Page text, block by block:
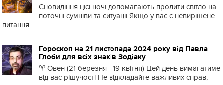
Сновидіння цієї ночі допомагають пролити світло на
поточні сумніви та ситуації Якщо у вас є невирішене
питання...
Гороскоп на 21 листопада 2024 року від Павла
Глоби для всіх знаків Зодіаку
♈️ Овен (21 березня - 19 квітня) Цей день вимагатиме
від вас рішучості Не відкладайте важливих справ,